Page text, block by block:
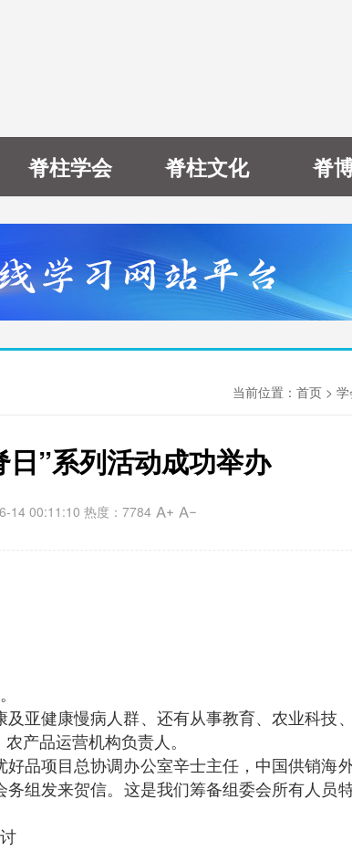
脊柱学会 脊柱文化 脊
当前位置： 首页 >
日”系列活动成功举办
14 00:11:10 热度：7784
亚健康慢病人群、还有从事教育、农业科技
产品运营机构负责人。
品项目总协调办公室辛士主任，中国供销海
组发来贺信。这是我们筹备组委会所有人员